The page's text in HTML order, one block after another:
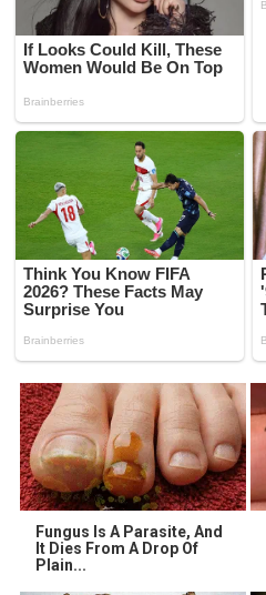
Fungus Is A Parasite, And
It Dies From A Drop Of
Plain...